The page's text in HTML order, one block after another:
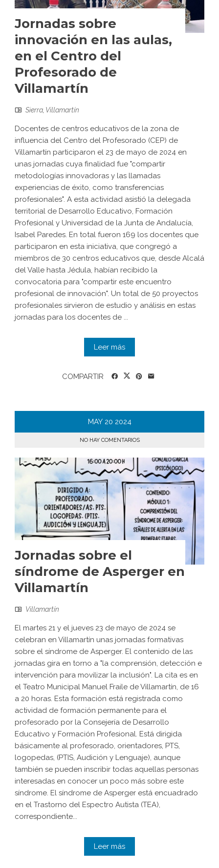
Jornadas sobre
innovación en las aulas,
en el Centro del
Profesorado de
Villamartín
Sierra Villamartín
Docentes de centros educativos de la zona de
influencia del Centro del Profesorado (CEP) de
Villamartín participaron el 23 de mayo de 2024 en
unas jornadas cuya finalidad fue "compartir
metodologías innovadoras y las llamadas
experiencias de éxito, como transferencias
profesionales". A esta actividad asistió la delegada
territorial de Desarrollo Educativo, Formación
Profesional y Universidad de la Junta de Andalucía,
Isabel Paredes. En total fueron 169 los docentes que
participaron en esta iniciativa, que congregó a
miembros de 30 centros educativos que, desde Alcalá
del Valle hasta Jédula, habían recibido la
convocatoria para "compartir este encuentro
profesional de innovación". Un total de 50 proyectos
profesionales sirvieron de estudio y análisis en estas
jornadas para los docentes de ...
Leer más
COMPARTIR
MAY 20 2024
NO HAY COMENTARIOS
Jornadas sobre el
síndrome de Asperger en
Villamartín
Villamartín
El martes 21 y el jueves 23 de mayo de 2024 se
celebran en Villamartín unas jornadas formativas
sobre el síndrome de Asperger. El contenido de las
jornadas gira en torno a "la comprensión, detección e
intervención para movilizar la inclusión". La cita es en
el Teatro Municipal Manuel Fraile de Villamartín, de 16
a 20 horas. Esta formación está registrada como
actividad de formación permanente para el
profesorado por la Consejería de Desarrollo
Educativo y Formación Profesional. Está dirigida
básicamente al profesorado, orientadores, PTS,
logopedas, (PTIS, Audición y Lenguaje), aunque
también se pueden inscribir todas aquellas personas
interesadas en conocer un poco más sobre este
síndrome. El síndrome de Asperger está encuadrado
en el Trastorno del Espectro Autista (TEA),
correspondiente...
Leer más